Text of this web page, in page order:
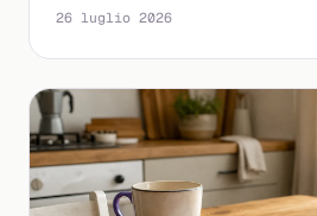
26 luglio 2026